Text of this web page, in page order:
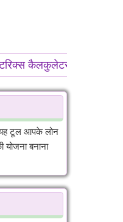
कैलकुलेटर
यह टूल आपके लोन
बनाना